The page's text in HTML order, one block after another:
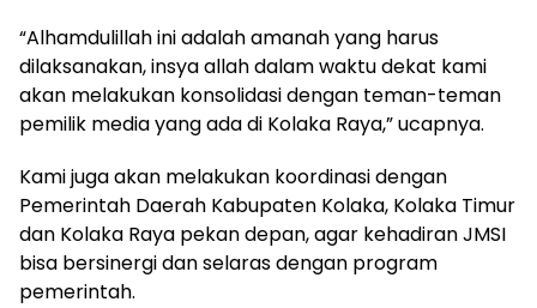
“Alhamdulillah ini adalah amanah yang harus
dilaksanakan, insya allah dalam waktu dekat kami
akan melakukan konsolidasi dengan teman-teman
pemilik media yang ada di Kolaka Raya,” ucapnya.
Kami juga akan melakukan koordinasi dengan
Pemerintah Daerah Kabupaten Kolaka, Kolaka Timur
dan Kolaka Raya pekan depan, agar kehadiran JMSI
bisa bersinergi dan selaras dengan program
pemerintah.